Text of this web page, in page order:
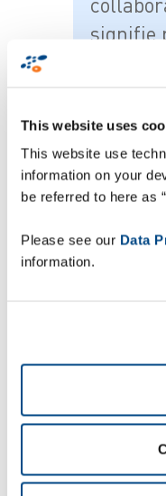
This website uses
This website use
information on your
be referred to here as
Please see our Data
information.
signifie
un
chacun
valeur.
service
est souvent bien
Les AMR
pénibles du
aux opérateurs de